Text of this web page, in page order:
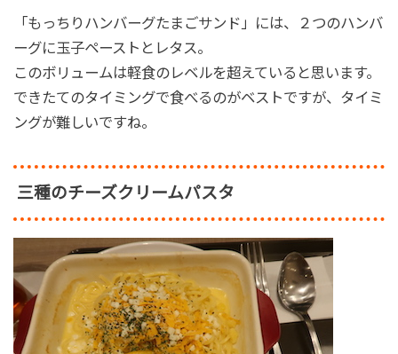
「もっちりハンバーグたまごサンド」には、２つのハンバ
ーグに玉子ペーストとレタス。
このボリュームは軽食のレベルを超えていると思います。
できたてのタイミングで食べるのがベストですが、タイミ
ングが難しいですね。
三種のチーズクリームパスタ